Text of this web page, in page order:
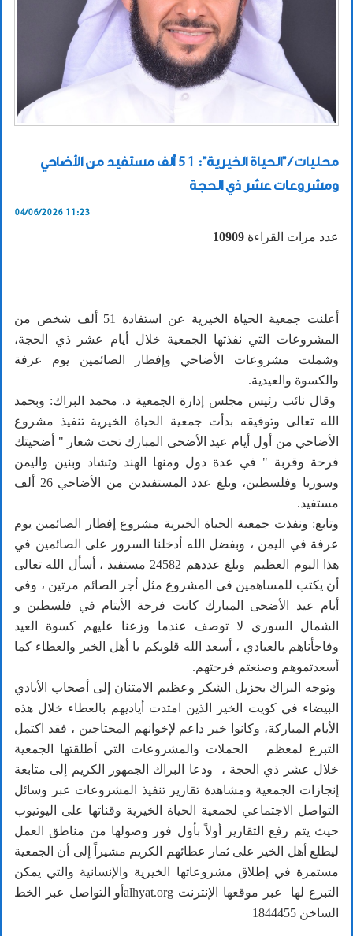
محليات / "الحياة الخيرية": 51 ألف مستفيد من الأضاحي
ومشروعات عشر ذي الحجة
04/06/2026 11:23
عدد مرات القراءة 10909
أعلنت جمعية الحياة الخيرية عن استفادة 51 ألف شخص من
المشروعات التي نفذتها الجمعية خلال أيام عشر ذي الحجة،
وشملت مشروعات الأضاحي وإفطار الصائمين يوم عرفة
والكسوة والعيدية.
وقال نائب رئيس مجلس إدارة الجمعية د. محمد البراك: وبحمد
الله تعالى وتوفيقه بدأت جمعية الحياة الخيرية تنفيذ مشروع
الأضاحي من أول أيام عيد الأضحى المبارك تحت شعار " أضحيتك
فرحة وقربة " في عدة دول ومنها الهند وتشاد وبنين واليمن
وسوريا وفلسطين، وبلغ عدد المستفيدين من الأضاحي 26 ألف
مستفيد.
وتابع: ونفذت جمعية الحياة الخيرية مشروع إفطار الصائمين يوم
عرفة في اليمن ، وبفضل الله أدخلنا السرور على الصائمين في
هذا اليوم العظيم وبلغ عددهم 24582 مستفيد ، أسأل الله تعالى
أن يكتب للمساهمين في المشروع مثل أجر الصائم مرتين ، وفي
أيام عيد الأضحى المبارك كانت فرحة الأيتام في فلسطين و
الشمال السوري لا توصف عندما وزعنا عليهم كسوة العيد
وفاجأناهم بالعيادي ، أسعد الله قلوبكم يا أهل الخير والعطاء كما
أسعدتموهم وصنعتم فرحتهم.
وتوجه البراك بجزيل الشكر وعظيم الامتنان إلى أصحاب الأيادي
البيضاء في كويت الخير الذين امتدت أياديهم بالعطاء خلال هذه
الأيام المباركة، وكانوا خير داعم لإخوانهم المحتاجين ، فقد اكتمل
التبرع لمعظم الحملات والمشروعات التي أطلقتها الجمعية
خلال عشر ذي الحجة ، ودعا البراك الجمهور الكريم إلى متابعة
إنجازات الجمعية ومشاهدة تقارير تنفيذ المشروعات عبر وسائل
التواصل الاجتماعي لجمعية الحياة الخيرية وقناتها على اليوتيوب
حيث يتم رفع التقارير أولاً بأول فور وصولها من مناطق العمل
ليطلع أهل الخير على ثمار عطائهم الكريم مشيراً إلى أن الجمعية
مستمرة في إطلاق مشروعاتها الخيرية والإنسانية والتي يمكن
التبرع لها عبر موقعها الإنترنت alhyat.orgأو التواصل عبر الخط
الساخن 1844455